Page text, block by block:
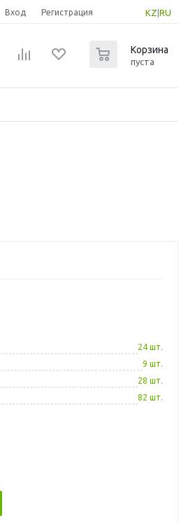
KZ RU
Вход Регистрация
Корзина
пуста
24 шт.
9 шт.
28 шт.
82 шт.